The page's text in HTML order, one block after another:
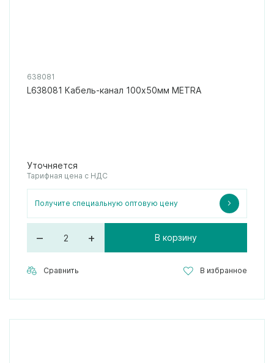
638081
L638081 Кабель-канал 100x50мм METRA
Уточняется
Тарифная цена с НДС
Получите специальную оптовую цену
– + В корзину
Сравнить В избранное